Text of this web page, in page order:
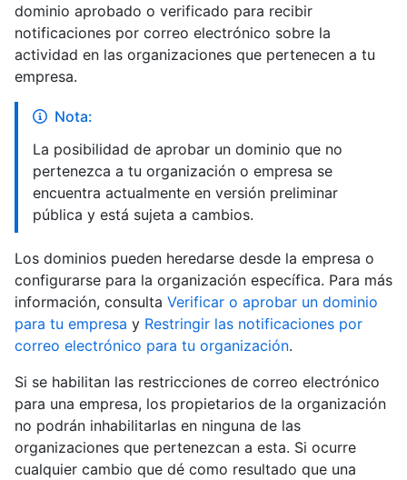
dominio aprobado o verificado para recibir
notificaciones por correo electrónico sobre la
actividad en las organizaciones que pertenecen a tu
empresa.
Nota:
La posibilidad de aprobar un dominio que no
pertenezca a tu organización o empresa se
encuentra actualmente en versión preliminar
pública y está sujeta a cambios.
Los dominios pueden heredarse desde la empresa o
configurarse para la organización específica. Para más
información, consulta Verificar o aprobar un dominio
para tu empresa y Restringir las notificaciones por
correo electrónico para tu organización.
Si se habilitan las restricciones de correo electrónico
para una empresa, los propietarios de la organización
no podrán inhabilitarlas en ninguna de las
organizaciones que pertenezcan a esta. Si ocurre
cualquier cambio que dé como resultado que una